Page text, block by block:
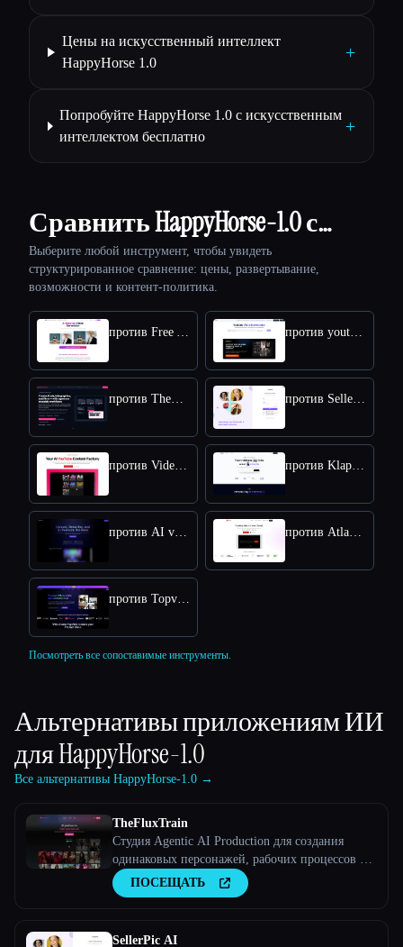
Цены на искусственный интеллект
HappyHorse 1.0
+
Попробуйте HappyHorse 1.0 с искусственным
интеллектом бесплатно
+
Сравнить HappyHorse-1.0 с…
Выберите любой инструмент, чтобы увидеть
структурированное сравнение: цены, развертывание,
возможности и контент-политика.
против Free AI kissing video generator против youtube video downloader
против TheFluxTrain против SellerPic AI
против VideoIdeas AI против Klap App
против AI video editor против Atlabs AI
против Topview AI URL to Video
Посмотреть все сопоставимые инструменты.
Альтернативы приложениям ИИ
дляHappyHorse-1.0
Все альтернативы HappyHorse-1.0 →
TheFluxTrain
Студия Agentic AI Production для создания
одинаковых персонажей, рабочих процессов и
видеоПОСЕЩАТЬ
SellerPic AI